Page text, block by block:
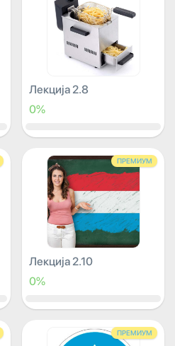
Лекција 2.8
0%
ПРЕМИУМ
Лекција 2.10
0%
ПРЕМИУМ